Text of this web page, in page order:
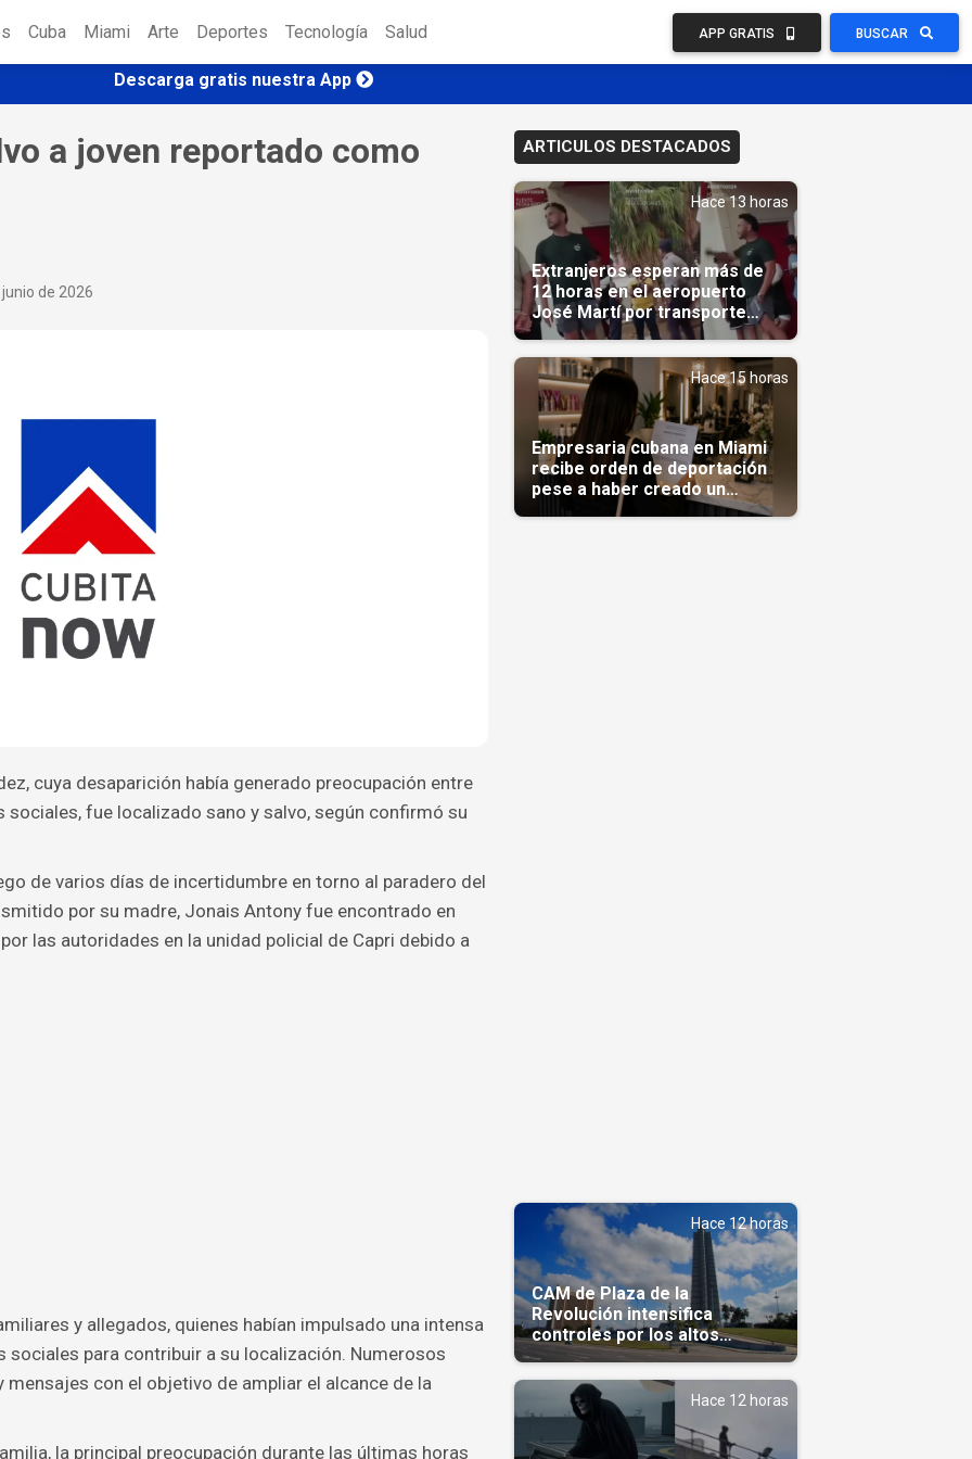
Cuba Miami Arte Deportes Tecnología Salud APP GRATIS BUSCAR
Descarga gratis nuestra App
a joven reportado como
de 2026
cuya desaparición había generado preocupación entre
fue localizado sano y salvo, según confirmó su
de varios días de incertidumbre en torno al paradero del
por su madre, Jonais Antony fue encontrado en
las autoridades en la unidad policial de Capri debido a
y allegados, quienes habían impulsado una intensa
para contribuir a su localización. Numerosos
con el objetivo de ampliar el alcance de la
la principal preocupación durante las últimas horas
ARTICULOS DESTACADOS
Hace 13 horas
Extranjeros esperan más de
12 horas en el aeropuerto
José Martí por transporte
reservado semanas
antes(Video)
Hace 15 horas
Empresaria cubana en Miami
recibe orden de deportación
pese a haber creado un
Hace 12 horas
CAM de Plaza de la
Revolución intensifica
controles por los altos
precios en las Mipymes
Hace 12 horas